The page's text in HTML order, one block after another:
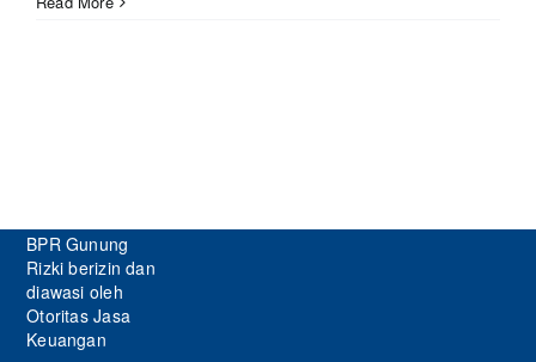
BPR Gunung
Rizki berizin dan
diawasi oleh
Otoritas Jasa
Keuangan